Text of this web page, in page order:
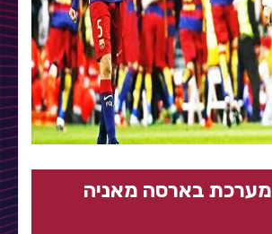
מערכת בארסה מאניה